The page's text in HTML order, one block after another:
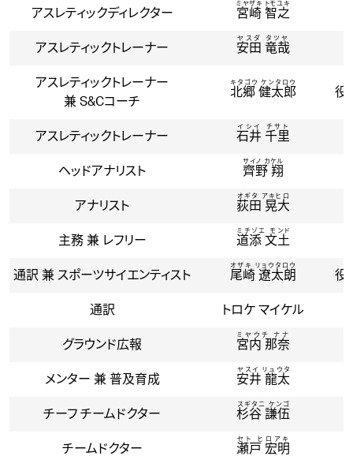
アスレティックディレクター 宮崎 智之
ミヤザキ トモユキ
アスレティックトレーナー 安田 竜哉
ヤスダ タツヤ
アスレティックトレーナー
兼 S&Cコーチ
北郷 健太郎
キタゴウ ケンタロウ
役
アスレティックトレーナー 石井 千里
イシイ チサト
ヘッドアナリスト 齊野 翔
サイノ カケル
アナリスト 荻田 晃大
オギタ アキヒロ
主務 兼 レフリー 道添 文土
ミチゾエ モンド
通訳 兼 スポーツサイエンティスト 尾崎 遼太朗
オザキ リョウタロウ
役
通訳 トロケ マイケル
グラウンド広報 宮内 那奈
ミヤウチ ナナ
メンター 兼 普及育成 安井 龍太
ヤスイ リュウタ
チーフ チームドクター 杉谷 謙伍
スギタニ ケンゴ
チームドクター 瀬戸 宏明
セト ヒロアキ